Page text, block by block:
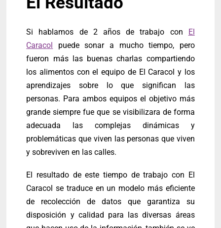
Si hablamos de 2 años de trabajo con
El
Caracol
puede sonar a mucho tiempo, pero
fueron más las buenas charlas compartiendo
los alimentos con el equipo de El Caracol y los
aprendizajes sobre lo que significan las
personas. Para ambos equipos el objetivo más
grande siempre fue que se visibilizara de forma
adecuada las complejas dinámicas y
problemáticas que viven las personas que viven
y sobreviven en las calles.
El resultado de este tiempo de trabajo con El
Caracol se traduce en un modelo más eficiente
de recolección de datos que garantiza su
disposición y calidad para las diversas áreas